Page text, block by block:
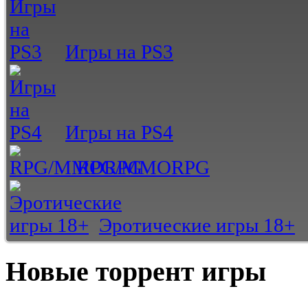
Игры на PS3
Игры на PS4
RPG/MMORPG
Эротические игры 18+
Новые торрент игры